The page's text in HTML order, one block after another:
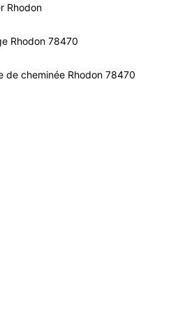
Rhodon
Rhodon 78470
de cheminée Rhodon 78470